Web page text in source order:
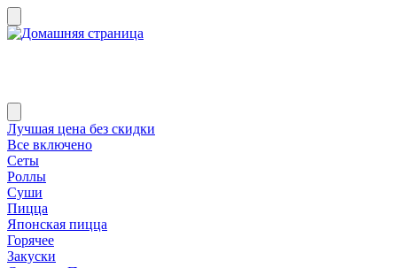
Лучшая цена без скидки
Все включено
Сеты
Роллы
Суши
Пицца
Японская пицца
Горячее
Закуски